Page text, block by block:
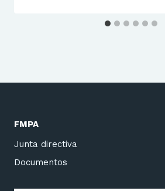
FMPA
Junta directiva
Documentos